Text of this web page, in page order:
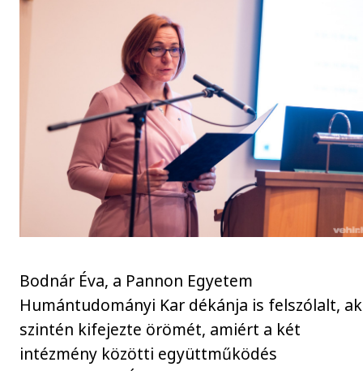
Bodnár Éva, a Pannon Egyetem
Humántudományi Kar dékánja is felszólalt,
szintén kifejezte örömét, amiért a két
intézmény közötti együttműködés